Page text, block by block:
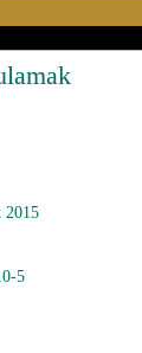
2015
5